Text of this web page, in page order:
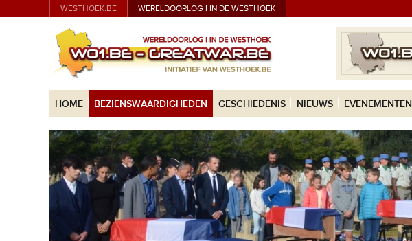
WESTHOEK.BE WERELDOORLOG I IN DE WESTHOEK
HOME BEZIENSWAARDIGHEDEN GESCHIEDENIS NIEUWS EVENEMENTEN